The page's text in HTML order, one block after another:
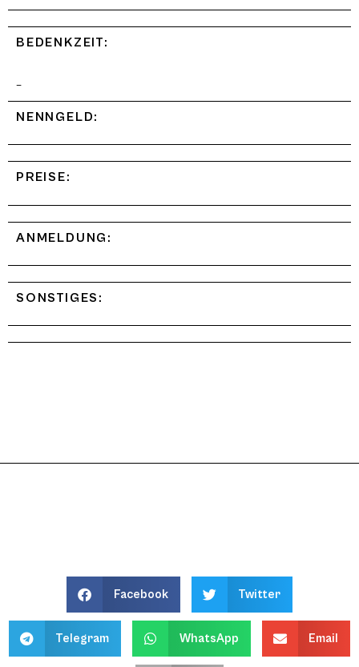
BEDENKZEIT:
–
NENNGELD:
PREISE:
ANMELDUNG:
SONSTIGES:
Facebook Twitter
Telegram WhatsApp Email